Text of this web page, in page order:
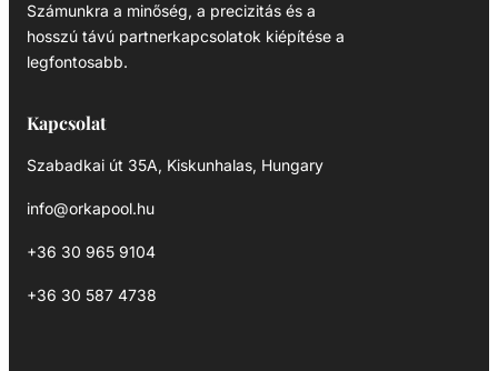
Számunkra a minőség, a precizitás és a
hosszú távú partnerkapcsolatok kiépítése a
legfontosabb.
Kapcsolat
Szabadkai út 35A, Kiskunhalas, Hungary
info@orkapool.hu
+36 30 965 9104
+36 30 587 4738